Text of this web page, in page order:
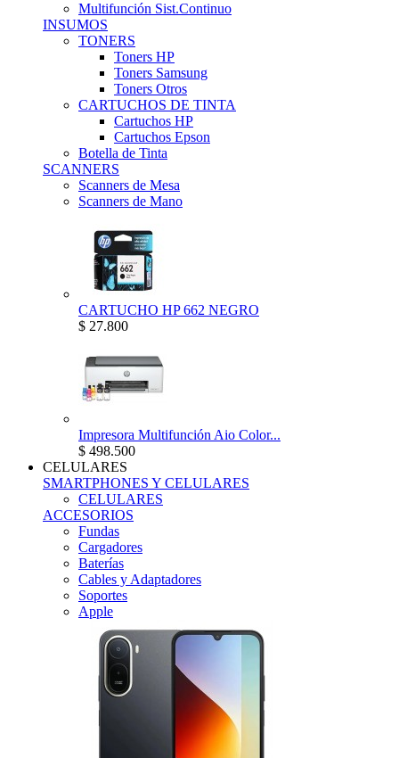
Multifunción Sist.Continuo
INSUMOS
TONERS
Toners HP
Toners Samsung
Toners Otros
CARTUCHOS DE TINTA
Cartuchos HP
Cartuchos Epson
Botella de Tinta
SCANNERS
Scanners de Mesa
Scanners de Mano
CARTUCHO HP 662 NEGRO
$ 27.800
Impresora Multifunción Aio Color...
$ 498.500
CELULARES
SMARTPHONES Y CELULARES
CELULARES
ACCESORIOS
Fundas
Cargadores
Baterías
Cables y Adaptadores
Soportes
Apple